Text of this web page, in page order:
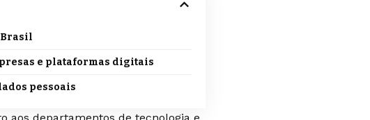
Brasil
e plataformas digitais
pessoais
aos departamentos de tecnologia e